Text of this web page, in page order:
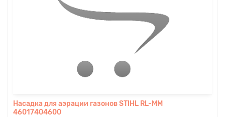
Насадка для аэрации газонов STIHL RL-MM
46017404600